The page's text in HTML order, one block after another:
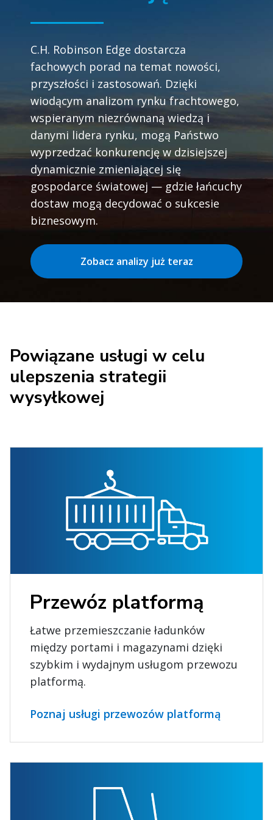
C.H. Robinson Edge dostarcza
fachowych porad na temat nowości,
przyszłości i zastosowań. Dzięki
wiodącym analizom rynku frachtowego,
wspieranym niezrównaną wiedzą i
danymi lidera rynku, mogą Państwo
wyprzedzać konkurencję w dzisiejszej
dynamicznie zmieniającej się
gospodarce światowej — gdzie łańcuchy
dostaw mogą decydować o sukcesie
biznesowym.
Zobacz analizy już teraz
Powiązane usługi w celu
ulepszenia strategii
wysyłkowej
Przewóz platformą
Łatwe przemieszczanie ładunków
między portami i magazynami dzięki
szybkim i wydajnym usługom przewozu
platformą.
Poznaj usługi przewozów platformą